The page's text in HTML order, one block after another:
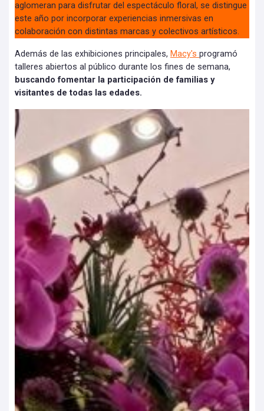
aglomeran para disfrutar del espectáculo floral, se distingue
este año por incorporar experiencias inmersivas en
colaboración con distintas marcas y colectivos artísticos.
Además de las exhibiciones principales, Macy's programó
talleres abiertos al público durante los fines de semana,
buscando fomentar la participación de familias y
visitantes de todas las edades.